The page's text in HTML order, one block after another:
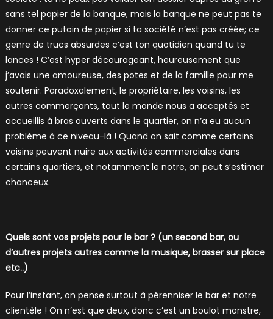
sans tel papier de la banque, mais la banque ne peut pas te
donner ce putain de papier si ta société n’est pas créée; ce
genre de trucs absurdes c’est ton quotidien quand tu te
lances ! C’est hyper décourageant, heureusement que
j’avais une amoureuse, des potes et de la famille pour me
soutenir. Paradoxalement, le propriétaire, les voisins, les
autres commerçants, tout le monde nous a acceptés et
accueillis à bras ouverts dans le quartier, on n’a eu aucun
problème à ce niveau-là ! Quand on sait comme certains
voisins peuvent nuire aux activités commerciales dans
certains quartiers, et notamment le notre, on peut s’estimer
chanceux.
Quels sont vos projets pour le bar ? (un second bar, ou
d’autres projets autres comme la musique, brasser sur place
etc..)
Pour l’instant, on pense surtout à pérenniser le bar et notre
clientèle ! On n’est que deux, donc c’est un boulot monstre,